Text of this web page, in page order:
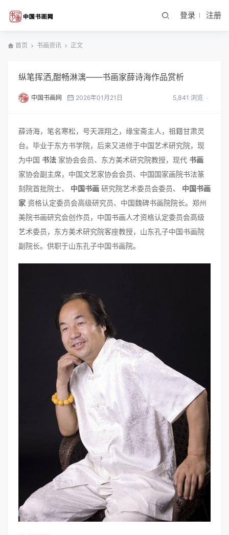
登录 注册
首页 书画资讯 正文
纵笔挥洒,酣畅淋漓——书画家薛诗海作品赏析
中国书画网 2026年01月21日 5,841 浏览
薛诗海，笔名寒松，号天涯翔之，缘宝斋主人，祖籍甘肃灵
台。毕业于东方书学院，后来又进修于中国艺术研究院，现
为中国 书法 家协会会员、东方美术研究院教授，现代 书画
家协会副主席，中国文艺家协会会员、中国国家画院书法篆
刻院首批院士、 中国书画 研究院艺术委员会委员、 中国书画
家 资格认定委员会高级研究员、中国魏碑书画院院长。郑州
美院书画研究会创作员，中国书画人才资格认定委员会高级
艺术委员，东方美术研究院客座教授，山东孔子中国书画院
副院长。供职于山东孔子中国书画院。